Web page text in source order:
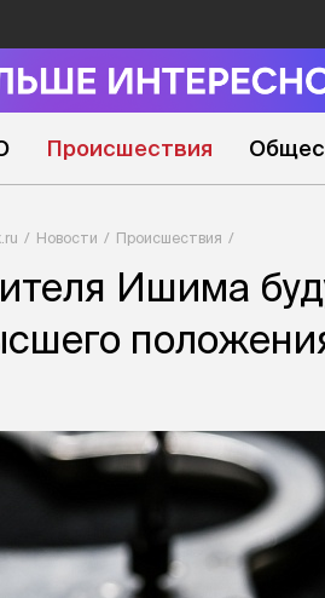
Происшествия
Новости Происшествия
Ишима